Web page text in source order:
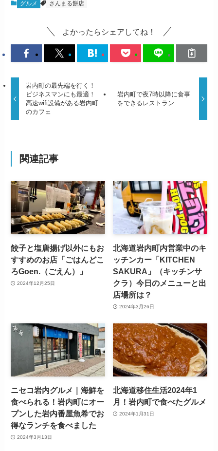
グルメ さんまる餅店
よかったらシェアしてね！
岩内町の最先端を行く！
ビジネスマンにも最適！
高速wifi設備がある岩内町
のカフェ
岩内町で夜7時以降に食事
をできるレストラン
関連記事
餃子と塩唐揚げ以外にもお
すすめのお店「ごはんどこ
ろGoen.（ごえん）」
2024年12月25日
北海道岩内町内営業中のキ
ッチンカー「KITCHEN
SAKURA」（キッチンサ
クラ）今日のメニューと出
店場所は？
2024年3月26日
ニセコ岩内グルメ｜海鮮を
食べられる！岩内町にオー
プンした岩内番屋魚希でお
得なランチを食べました
2024年3月13日
北海道移住生活2024年1
月！岩内町で食べたグルメ
2024年1月31日